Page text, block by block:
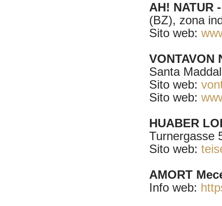
AH! NATUR
(BZ), zona
Sito web:
VONTAVON
Santa
Sito web:
Sito web:
HUABER
Turnergasse
Sito web:
AMORT
Info web: